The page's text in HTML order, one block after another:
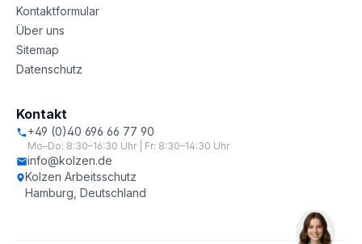
Kontaktformular
Über uns
Sitemap
Datenschutz
Kontakt
+49 (0)40 696 66 77 90
Mo–Do: 8:30–16:30 Uhr | Fr: 8:30–14:30 Uhr
info@kolzen.de
Kolzen Arbeitsschutz
Hamburg, Deutschland